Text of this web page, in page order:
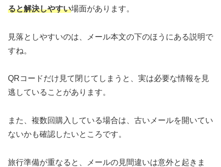
ると解決しやすい場面があります。
見落としやすいのは、メール本文の下のほうにある説明で
すね。
QRコードだけ見て閉じてしまうと、実は必要な情報を見
逃していることがあります。
また、複数回購入している場合は、古いメールを開いてい
ないかも確認したいところです。
旅行準備が重なると、メールの見間違いは意外と起きま